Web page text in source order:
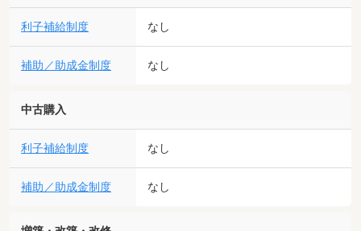
利子補給制度 なし
補助／助成金制度 なし
中古購入
利子補給制度 なし
補助／助成金制度 なし